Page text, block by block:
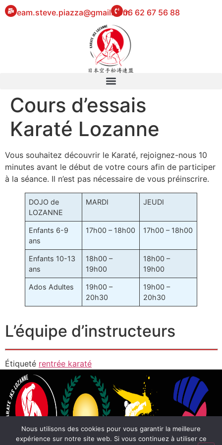
eam.steve.piazza@gmail.com06 62 67 56 88
Cours d’essais
Karaté Lozanne
Vous souhaitez découvrir le Karaté, rejoignez-nous 10
minutes avant le début de votre cours afin de participer
à la séance. Il n’est pas nécessaire de vous préinscrire.
DOJO de
LOZANNE
MARDI JEUDI
Enfants 6-9
ans
17h00 – 18h00 17h00 – 18h00
Enfants 10-13
ans
18h00 –
19h00
18h00 –
19h00
Ados Adultes
19h00 –
20h30
19h00 –
20h30
L’équipe d’instructeurs
Étiqueté rentrée karaté
Nous utilisons des cookies pour vous garantir la meilleure
expérience sur notre site web. Si vous continuez à utiliser ce